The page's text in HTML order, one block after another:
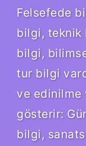
Felsefede
bilgi, teknik
bilgi,
tur bilgi
ve edinilme
gösterir:
bilgi,